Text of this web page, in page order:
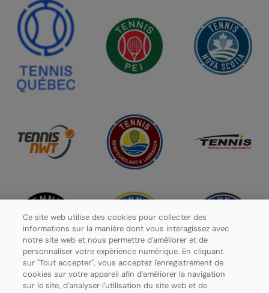
Ce site web utilise des cookies pour collecter des
informations sur la manière dont vous interagissez avec
notre site web et nous permettre d'améliorer et de
personnaliser votre expérience numérique. En cliquant
sur "Tout accepter", vous acceptez l'enregistrement de
cookies sur votre appareil afin d'améliorer la navigation
sur le site, d'analyser l'utilisation du site web et de